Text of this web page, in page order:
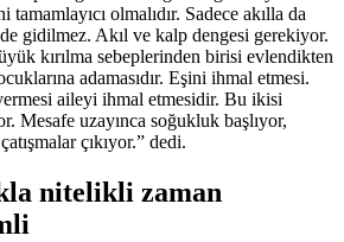
olmalıdır. Sadece akılla da
gidilmez. Akıl ve kalp dengesi gerekiyor.
kırılma sebeplerinden birisi evlendikten
adamasıdır. Eşini ihmal etmesi.
aileyi ihmal etmesidir. Bu ikisi
Mesafe uzayınca soğukluk başlıyor,
çıkıyor.” dedi.
nitelikli zaman